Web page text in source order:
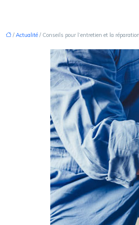
/Actualité / Conseils pour l’entretien et la